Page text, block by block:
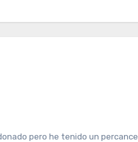
pero he tenido un percance